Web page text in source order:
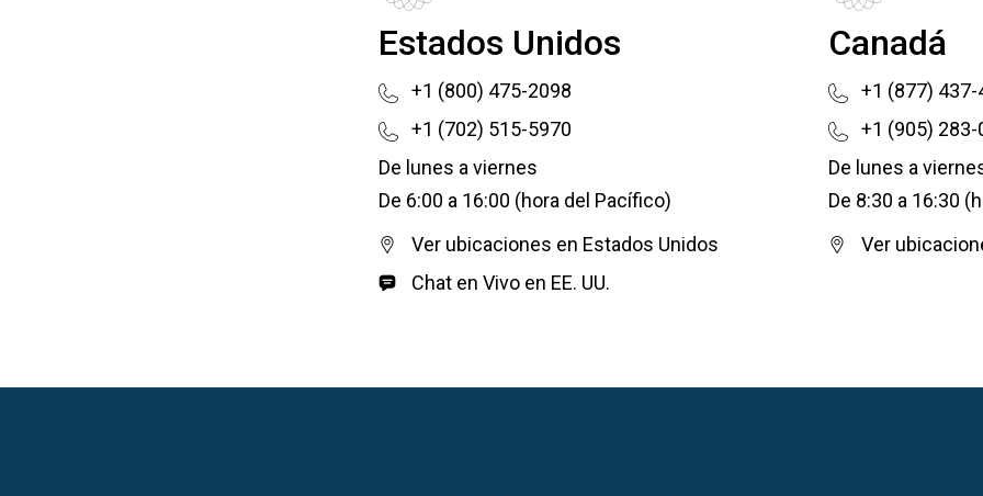
Estados Unidos
+1 (800) 475-2098
+1 (702) 515-5970
De lunes a viernes
De 6:00 a 16:00 (hora del Pacífico)
Ver ubicaciones en Estados Unidos
Chat en Vivo en EE. UU.
Canadá
+1 (877) 437-
+1 (905) 283-
De lunes a
De 8:30 a 16:30
Ver